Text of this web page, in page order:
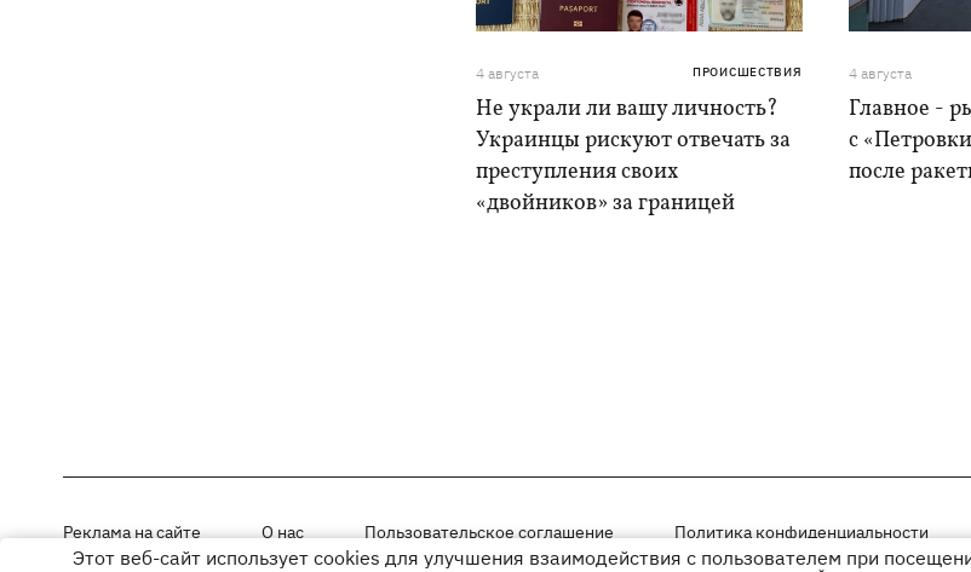
4 августа ПРОИСШЕСТВИЯ
Не украли ли вашу личность?
Украинцы рискуют отвечать за
преступления своих
«двойников» за границей
4 августа
Главное -
с
после
Реклама на сайте О нас Пользовательское соглашение Политика конфиденциальности
Этот веб-сайт использует cookies для улучшения взаимодействия с пользователем при